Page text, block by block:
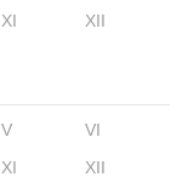
XI XII
V
VI
XI XII